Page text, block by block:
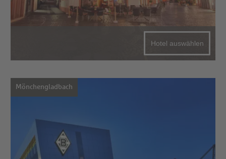
Hotel auswählen
Mönchengladbach